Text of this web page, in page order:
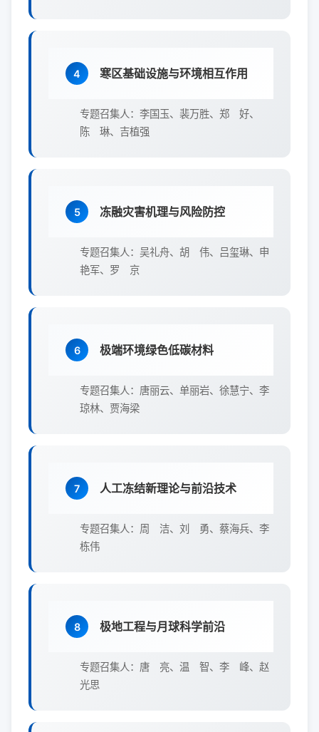
4 寒区基础设施与环境相互作用
专题召集人：李国玉、裴万胜、郑 好、
陈 琳、吉植强
5 冻融灾害机理与风险防控
专题召集人：吴礼舟、胡 伟、吕玺琳、申
艳军、罗 京
6 极端环境绿色低碳材料
专题召集人：唐丽云、单丽岩、徐慧宁、李
琼林、贾海梁
7 人工冻结新理论与前沿技术
专题召集人：周 洁、刘 勇、蔡海兵、李
栋伟
8 极地工程与月球科学前沿
专题召集人：唐 亮、温 智、李 峰、赵
光思